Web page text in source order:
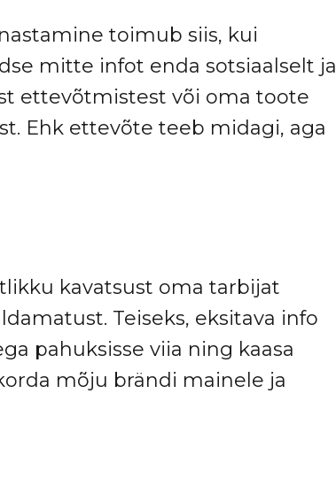
toimub siis, kui
mitte infot enda sotsiaalselt ja
ettevõtmistest või oma toote
Ehk ettevõte teeb midagi, aga
kavatsust oma tarbijat
Teiseks, eksitava info
pahuksisse viia ning kaasa
mõju brändi mainele ja